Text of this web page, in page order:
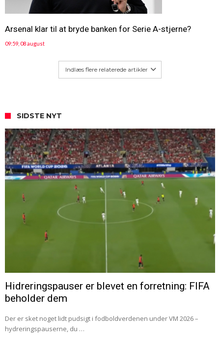
Arsenal klar til at bryde banken for Serie A-stjerne?
09:59, 08 august
Indlæs flere relaterede artikler
SIDSTE NYT
Hidreringspauser er blevet en forretning: FIFA
beholder dem
Der er sket noget lidt pudsigt i fodboldverdenen under VM 2026 –
hydreringspauserne, du …